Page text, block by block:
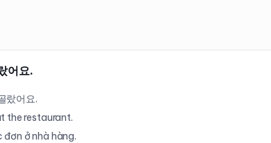
어요.
랐어요.
the restaurant.
ở nhà hàng.